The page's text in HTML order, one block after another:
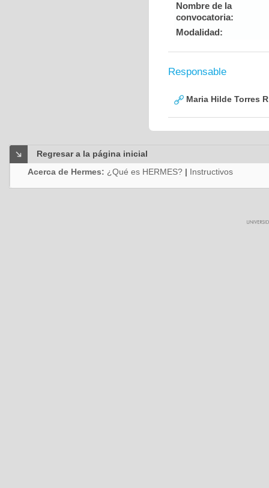
Nombre de la
convocatoria:
Modalidad:
Responsable
Maria Hilde Torres
Regresar a la página inicial
Acerca de Hermes: ¿Qué es HERMES? | Instructivos